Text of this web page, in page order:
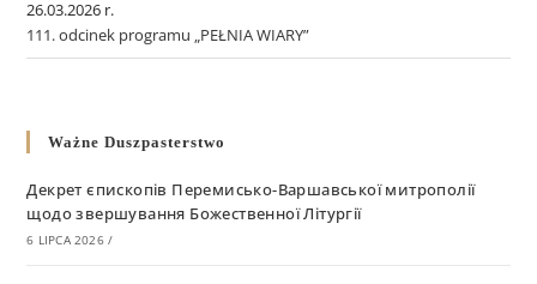
26.03.2026 r.
111. odcinek programu „PEŁNIA WIARY”
Ważne Duszpasterstwo
Декрет єпископів Перемисько-Варшавської митрополії
щодо звершування Божественної Літургії
6 LIPCA 2026 /